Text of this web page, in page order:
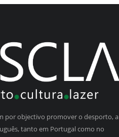
por objectivo promover o desporto, a
tanto em Portugal como no